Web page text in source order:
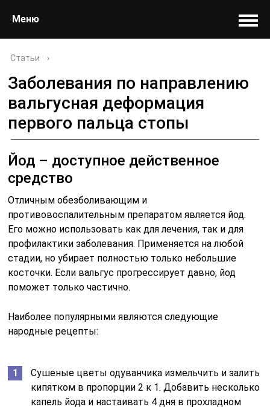
Меню
Статьи ›
Заболевания по направлению
вальгусная деформация
первого пальца стопы
Йод – доступное действенное
средство
Отличным обезболивающим и
противовоспалительным препаратом является йод.
Его можно использовать как для лечения, так и для
профилактики заболевания. Применяется на любой
стадии, но убирает полностью только небольшие
косточки. Если вальгус прогрессирует давно, йод
поможет только частично.
Наиболее популярными являются следующие
народные рецепты:
Сушеные цветы одуванчика измельчить и залить
кипятком в пропорции 2 к 1. Добавить несколько
капель йода и настаивать 4 дня в прохладном